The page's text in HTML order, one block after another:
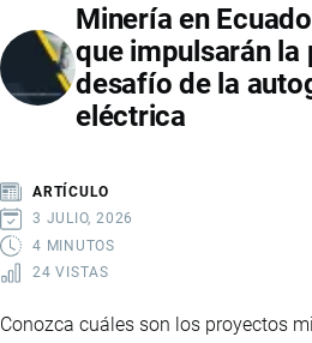
UNIVERSAL:
QUÉ
SIGNIFICA
PARA
EXPORTACIONES
Y
EL
Minería en
que impulsarán la
desafío de la
eléctrica
ARTÍCULO
3 JULIO, 2026
4 MINUTOS
24 VISTAS
Conozca cuáles son los proyectos